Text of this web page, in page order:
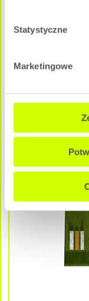
Statystyczne
Marketingowe
Cena całkowita